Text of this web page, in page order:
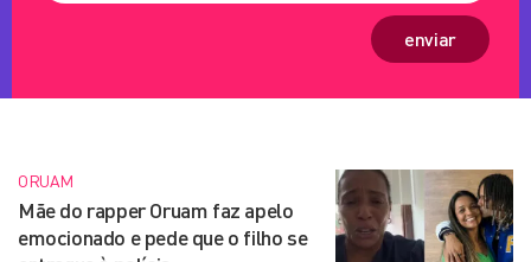
enviar
ORUAM
Mãe do rapper Oruam faz apelo
emocionado e pede que o filho se